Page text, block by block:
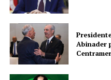
Abinader